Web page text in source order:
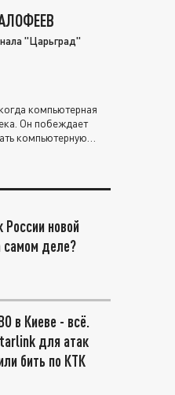
"Царьград"
компьютерная
Он побеждает
компьютерную
России новой
самом деле?
в Киеве - всё.
для атак
бить по КТК